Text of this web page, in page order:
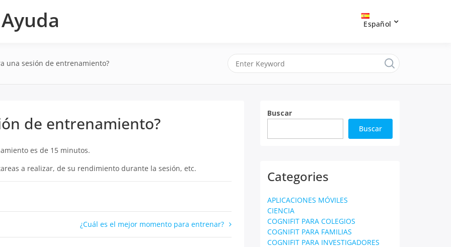
Español
una sesión de entrenamiento?
de entrenamiento?
es de 15 minutos.
a realizar, de su rendimiento durante la sesión, etc.
¿Cuál es el mejor momento para entrenar?
Buscar
Buscar
Categories
APLICACIONES MÓVILES
CIENCIA
COGNIFIT PARA COLEGIOS
COGNIFIT PARA FAMILIAS
COGNIFIT PARA INVESTIGADORES